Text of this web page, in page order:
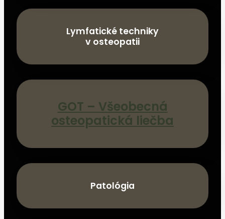
Lymfatické techniky
v osteopatii
GOT – Všeobecná
osteopatická liečba
Patológia